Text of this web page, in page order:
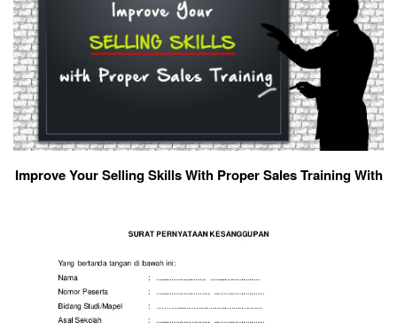
Improve Your Selling Skills With Proper Sales Training With